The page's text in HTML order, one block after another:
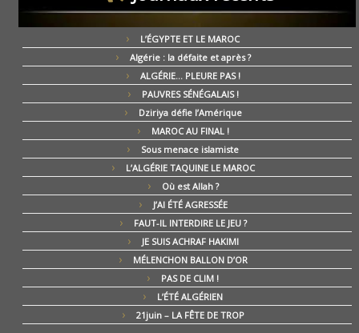
L’ÉGYPTE ET LE MAROC
Algérie : la défaite et après ?
ALGÉRIE… PLEURE PAS !
PAUVRES SÉNÉGALAIS !
Dziriya défie l’Amérique
MAROC AU FINAL !
Sous menace islamiste
L’ALGÉRIE TAQUINE LE MAROC
Où est Allah ?
J’AI ÉTÉ AGRESSÉE
FAUT-IL INTERDIRE LE JEU ?
JE SUIS ACHRAF HAKIMI
MÉLENCHON BALLON D’OR
PAS DE CLIM !
L’ÉTÉ ALGÉRIEN
21juin – LA FÊTE DE TROP